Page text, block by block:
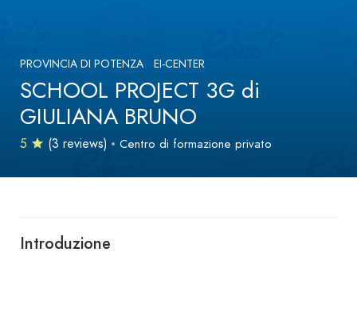
PROVINCIA DI POTENZA EI-CENTER
SCHOOL PROJECT 3G di
GIULIANA BRUNO
5 (3 reviews) Centro di formazione privato
Introduzione